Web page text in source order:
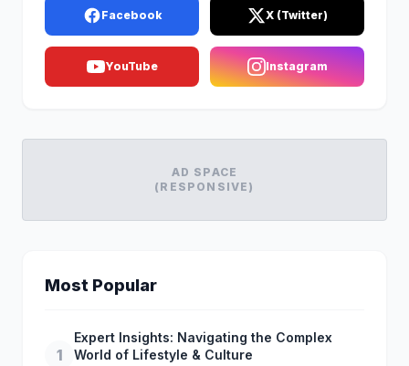
Facebook X (Twitter)
YouTube Instagram
AD SPACE
(RESPONSIVE)
Most Popular
1
Expert Insights: Navigating the Complex
World of Lifestyle & Culture